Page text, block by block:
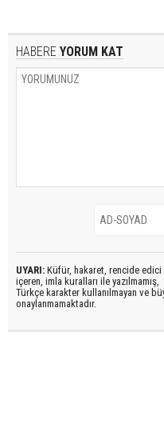
HABERE YORUM KAT
UYARI: Küfür, hakaret, rencide edici
içeren, imla kuralları ile yazılmamış,
Türkçe karakter kullanılmayan ve
onaylanmamaktadır.